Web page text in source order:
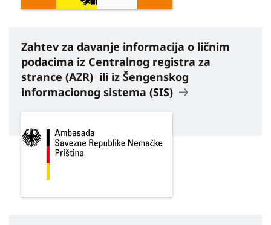
Zahtev za davanje informacija o ličnim
podacima iz Centralnog registra za
strance (AZR) ili iz Šengenskog
informacionog sistema (SIS)